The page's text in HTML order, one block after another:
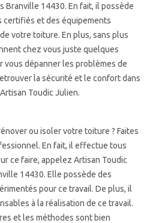
Branville 14430. En fait, il possède
et des équipements
votre toiture. En plus, sans plus
chez vous juste quelques
vous dépanner les problèmes de
la sécurité et le confort dans
Toudic Julien.
ou isoler votre toiture ? Faites
En fait, il effectue tous
ce faire, appelez Artisan Toudic
14430. Elle possède des
pour ce travail. De plus, il
à la réalisation de ce travail.
et les méthodes sont bien